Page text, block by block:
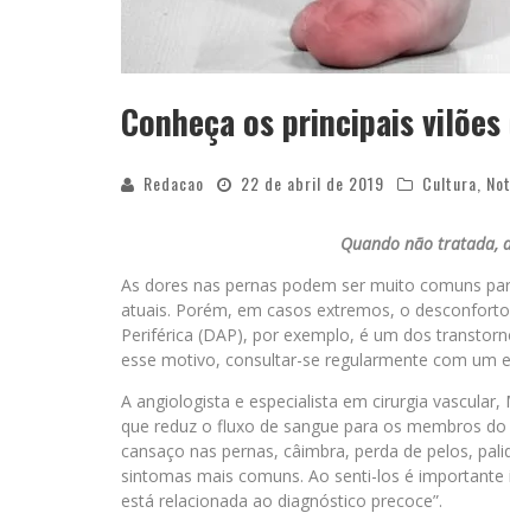
Conheça os principais
Redacao 22 de abril de 2019 Cultura
Quando não tratada,
As dores nas pernas podem ser muito comuns
atuais. Porém, em casos extremos, o
Periférica (DAP), por exemplo, é um dos
esse motivo, consultar-se regularmente com um
A angiologista e especialista em cirurgia
que reduz o fluxo de sangue para os membros
cansaço nas pernas, câimbra, perda de pelos,
sintomas mais comuns. Ao senti-los é
está relacionada ao diagnóstico precoce”.